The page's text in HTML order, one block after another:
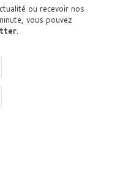
ou recevoir nos
vous pouvez
.